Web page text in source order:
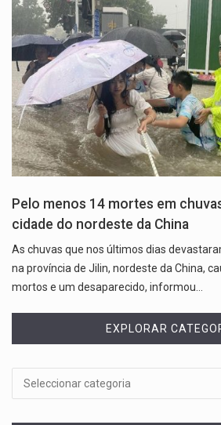
Pelo menos 14 mortes em
cidade do nordeste da China
As chuvas que nos últimos dias
na província de Jilin, nordeste da China,
mortos e um desaparecido, informou…
EXPLORAR